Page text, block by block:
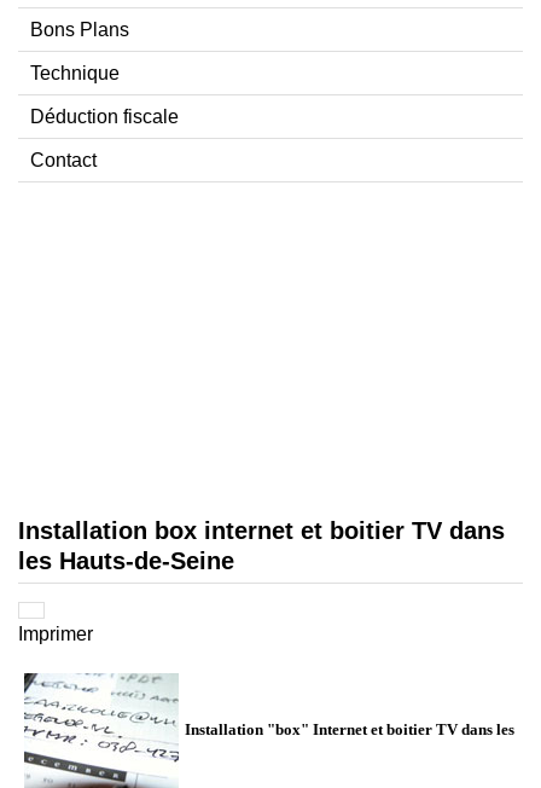
Bons Plans
Technique
Déduction fiscale
Contact
Installation box internet et boitier TV dans
les Hauts-de-Seine
Imprimer
Installation "box" Internet et boitier TV dans les